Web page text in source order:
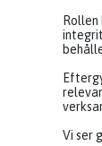
Vi ser